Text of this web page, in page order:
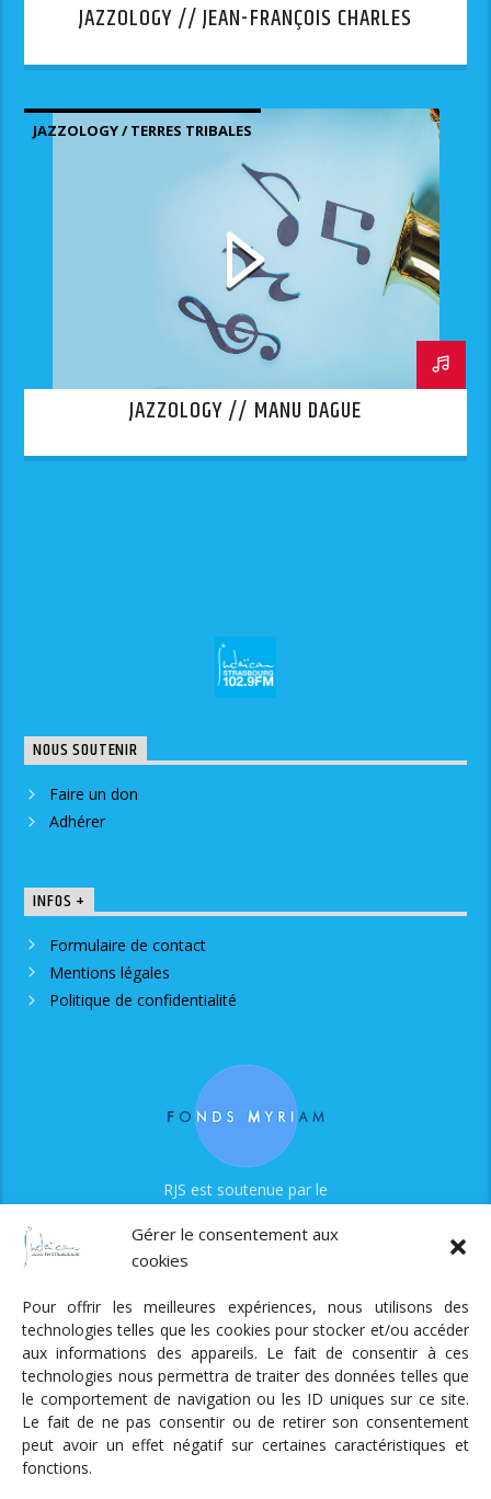
Gérer le consentement aux
cookies
Pour offrir les meilleures expériences, nous utilisons des
technologies telles que les cookies pour stocker et/ou accéder
aux informations des appareils. Le fait de consentir à ces
technologies nous permettra de traiter des données telles que
le comportement de navigation ou les ID uniques sur ce site.
Le fait de ne pas consentir ou de retirer son consentement
peut avoir un effet négatif sur certaines caractéristiques et
fonctions.
JAZZOLOGY // JEAN-FRANÇOIS CHARLES
JAZZOLOGY / TERRES TRIBALES
JAZZOLOGY // MANU DAGUE
NOUS SOUTENIR
Faire un don
Adhérer
INFOS +
Formulaire de contact
Mentions légales
Politique de confidentialité
RJS est soutenue par le
Radio Judaica Strasbourg
Tous droits réservés
RADIO JUDAÏCA
ÉMISSIONS ET GRILLE DES PROGRAMMES
PODCASTS